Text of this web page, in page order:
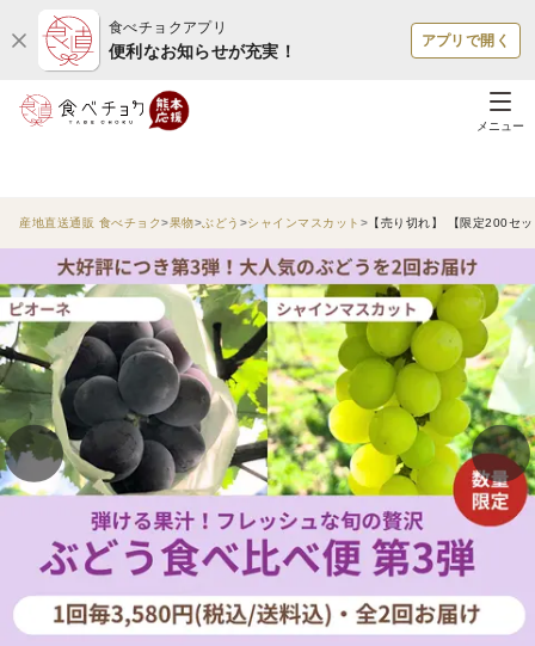
食べチョクアプリ
便利なお知らせが充実！
アプリで開く
メニュー
産地直送通販 食べチョク 果物 ぶどう シャインマスカット 【売り切れ】 【限定200セ